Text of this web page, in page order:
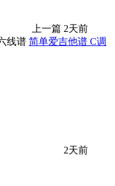
上一篇 2天前
简单爱吉他谱 C调
2天前